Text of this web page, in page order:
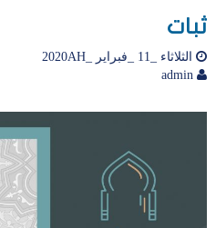
ثبات
الثلاثاء _11 _فبراير _2020AH